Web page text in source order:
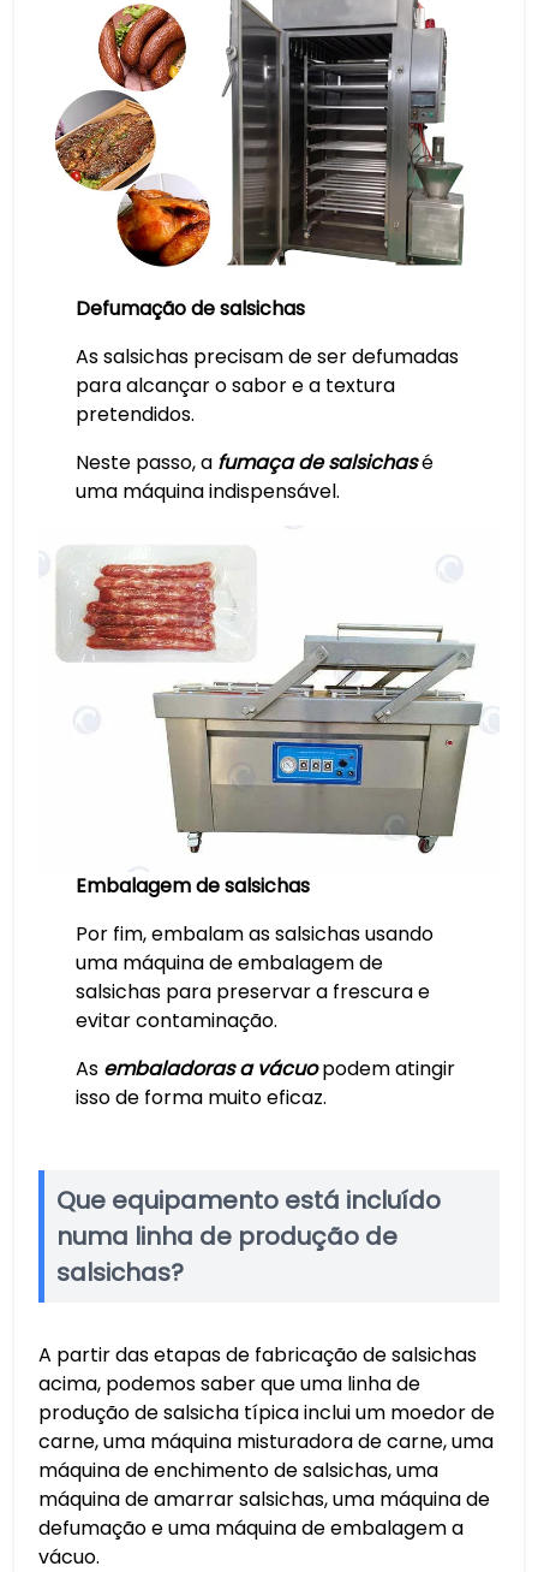
Defumação de salsichas
As salsichas precisam de ser defumadas
para alcançar o sabor e a textura
pretendidos.
Neste passo, a fumaça de salsichasé
uma máquina indispensável.
Embalagem de salsichas
Por fim, embalam as salsichas usando
uma máquina de embalagem de
salsichas para preservar a frescura e
evitar contaminação.
As embaladoras a vácuopodem atingir
isso de forma muito eficaz.
Que equipamento está incluído
numa linha de produção de
salsichas?
A partir das etapas de fabricação de salsichas
acima, podemos saber que uma linha de
produção de salsicha típica inclui um moedor de
carne, uma máquina misturadora de carne, uma
máquina de enchimento de salsichas, uma
máquina de amarrar salsichas, uma máquina de
defumação e uma máquina de embalagem a
vácuo.